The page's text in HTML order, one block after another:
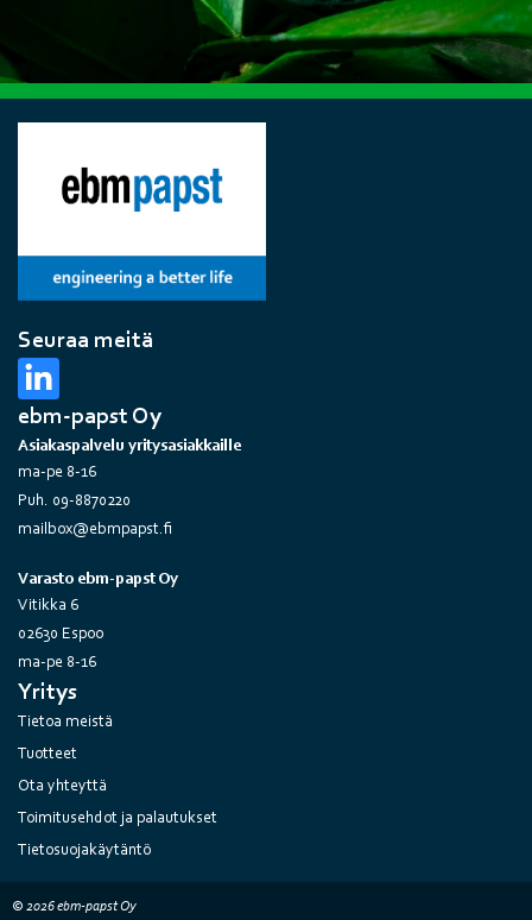
Seuraa meitä
ebm-papst Oy
Asiakaspalvelu yritysasiakkaille
ma-pe 8-16
Puh. 09-8870220
mailbox@ebmpapst.fi
Varasto ebm-papst Oy
Vitikka 6
02630 Espoo
ma-pe 8-16
Yritys
Tietoa meistä
Tuotteet
Ota yhteyttä
Toimitusehdot ja palautukset
Tietosuojakäytäntö
© 2026 ebm-papst Oy